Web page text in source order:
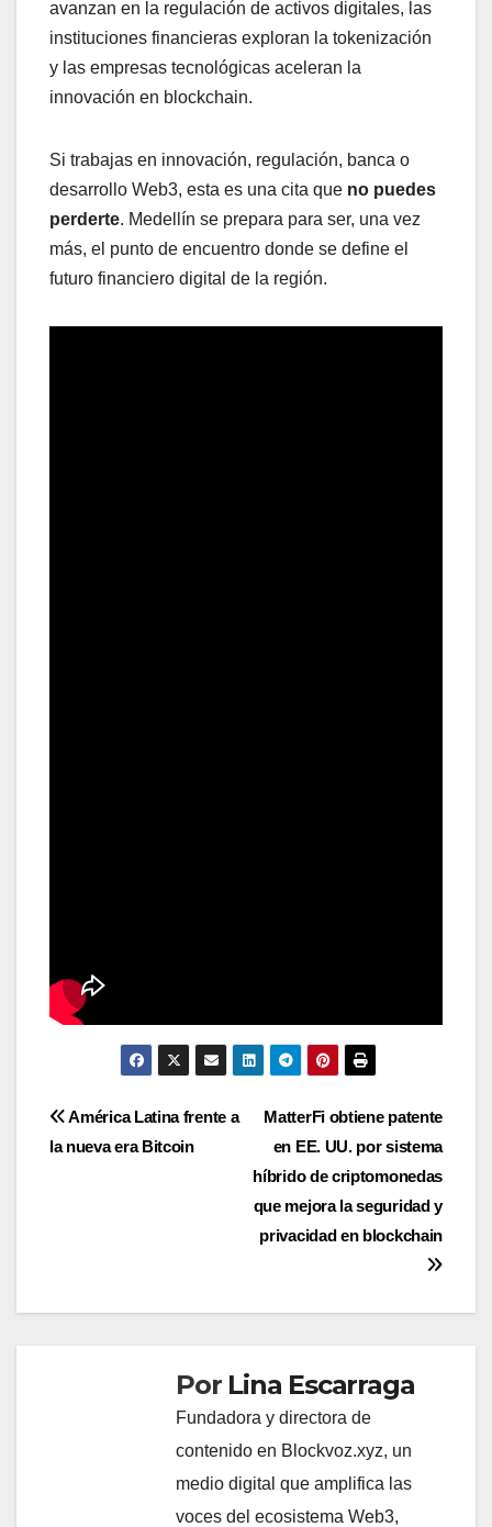
avanzan en la regulación de activos digitales, las
instituciones financieras exploran la tokenización
y las empresas tecnológicas aceleran la
innovación en blockchain.
Si trabajas en innovación, regulación, banca o
desarrollo Web3, esta es una cita que no puedes
perderte. Medellín se prepara para ser, una vez
más, el punto de encuentro donde se define el
futuro financiero digital de la región.
Navegación
MatterFi obtiene patente
en EE. UU. por sistema
híbrido de criptomonedas
que mejora la seguridad y
privacidad en blockchain
América Latina frente a
la nueva era Bitcoin
Por Lina Escarraga
Fundadora y directora de
contenido en Blockvoz.xyz, un
medio digital que amplifica las
voces del ecosistema Web3,